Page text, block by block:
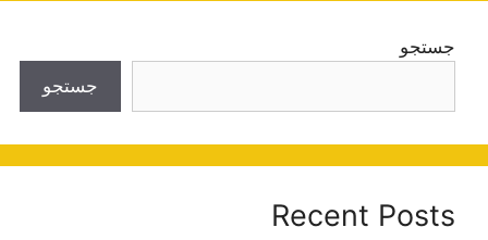
جستجو
جستجو
Recent Posts